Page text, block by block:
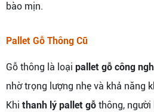
bào mịn.
Pallet Gỗ Thông Cũ
Gỗ thông là loại pallet gỗ công
nhờ trọng lượng nhẹ và khả năng
Khi thanh lý pallet gỗ thông,